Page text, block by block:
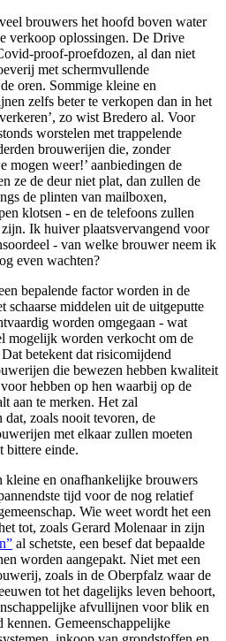
brouwers het hoofd boven water
verkoop oplossingen. De Drive
proof-proefdozen, al dan niet
met schermvullende
oren. Sommige kleine en
zelfs beter te verkopen dan in het
zo wist Bredero al. Voor
worstelen met trappelende
brouwerijen die, zonder
mogen weer!’ aanbiedingen de
ze de deur niet plat, dan zullen de
de plinten van mailboxen,
klotsen - en de telefoons zullen
Ik huiver plaatsvervangend voor
- van welke brouwer neem ik
even wachten?
bepalende factor worden in de
schaarse middelen uit de uitgeputte
worden omgegaan - wat
mogelijk worden verkocht om de
betekent dat risicomijdend
die bewezen hebben kwaliteit
hebben op hen waarbij op de
aan te merken. Het zal
zoals nooit tevoren, de
met elkaar zullen moeten
bittere einde.
kleine en onafhankelijke brouwers
tijd voor de nog relatief
Wie weet wordt het een
tot, zoals Gerard Molenaar in zijn
al schetste, een besef dat bepaalde
worden aangepakt. Niet met een
zoals in de Oberpfalz waar de
tot het dagelijks leven behoort,
afvullijnen voor blik en
Gemeenschappelijke